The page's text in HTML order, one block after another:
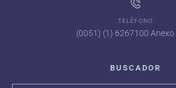
TELÉFONO
(0051) (1) 6267100 Anexo
BUSCADOR